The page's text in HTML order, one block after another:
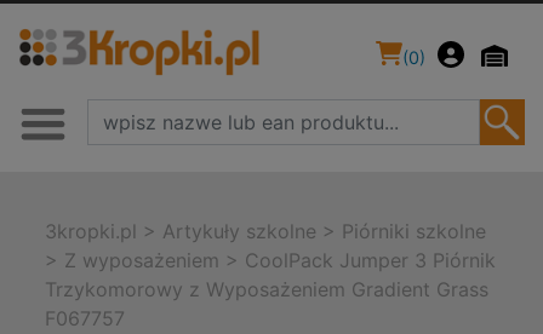
(0)
3kropki.pl > Artykuły szkolne > Piórniki szkolne
> Z wyposażeniem > CoolPack Jumper 3 Piórnik
Trzykomorowy z Wyposażeniem Gradient Grass
F067757